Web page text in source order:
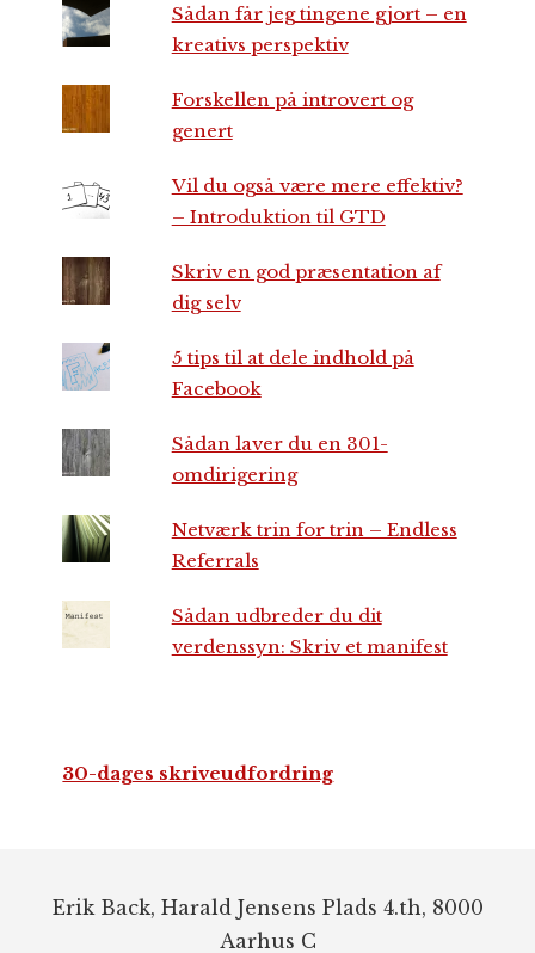
Sådan får jeg tingene gjort – en
kreativs perspektiv
Forskellen på introvert og
genert
Vil du også være mere effektiv?
– Introduktion til GTD
Skriv en god præsentation af
dig selv
5 tips til at dele indhold på
Facebook
Sådan laver du en 301-
omdirigering
Netværk trin for trin – Endless
Referrals
Sådan udbreder du dit
verdenssyn: Skriv et manifest
30-dages skriveudfordring
Erik Back, Harald Jensens Plads 4.th, 8000
Aarhus C